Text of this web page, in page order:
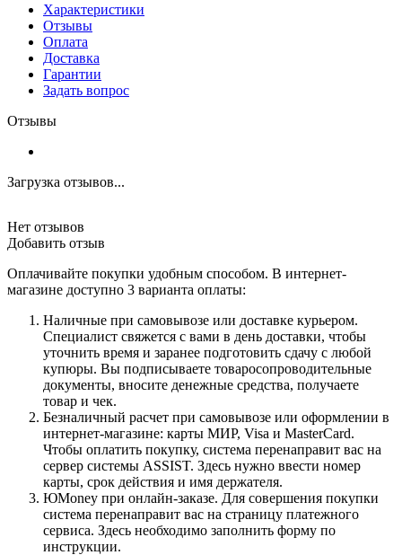
Характеристики
Отзывы
Оплата
Доставка
Гарантии
Задать вопрос
Отзывы
Загрузка отзывов...
Нет отзывов
Добавить отзыв
Оплачивайте покупки удобным способом. В интернет-
магазине доступно 3 варианта оплаты:
Наличные при самовывозе или доставке курьером.
Специалист свяжется с вами в день доставки, чтобы
уточнить время и заранее подготовить сдачу с любой
купюры. Вы подписываете товаросопроводительные
документы, вносите денежные средства, получаете
товар и чек.
Безналичный расчет при самовывозе или оформлении в
интернет-магазине: карты МИР, Visa и MasterCard.
Чтобы оплатить покупку, система перенаправит вас на
сервер системы ASSIST. Здесь нужно ввести номер
карты, срок действия и имя держателя.
ЮMoney при онлайн-заказе. Для совершения покупки
система перенаправит вас на страницу платежного
сервиса. Здесь необходимо заполнить форму по
инструкции.